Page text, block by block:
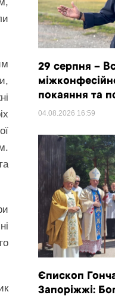
29 серпня –
покаяння та
04.08.2026 16:59
Єпископ
Запоріжжі: